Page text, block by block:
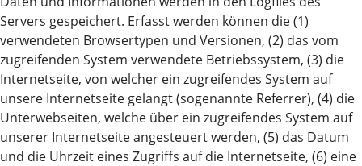
Servers gespeichert. Erfasst werden können die (1)
verwendeten Browsertypen und Versionen, (2) das vom
zugreifenden System verwendete Betriebssystem, (3) die
Internetseite, von welcher ein zugreifendes System auf
unsere Internetseite gelangt (sogenannte Referrer), (4) die
Unterwebseiten, welche über ein zugreifendes System auf
unserer Internetseite angesteuert werden, (5) das Datum
und die Uhrzeit eines Zugriffs auf die Internetseite, (6) eine